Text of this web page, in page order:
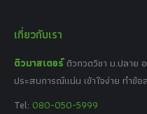
เกี่ยวกับเรา
ติวมาสเตอร์ ติวกวดวิชา ม.ปลาย
ประสบการณ์แน่น เข้าใจง่าย ทำข้อ
Tel: 080-050-5999